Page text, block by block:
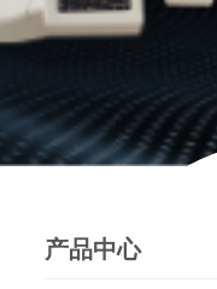
产品中心